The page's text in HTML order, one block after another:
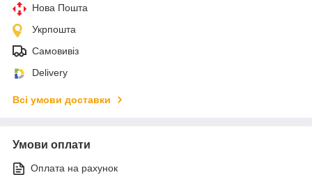
Нова Пошта
Укрпошта
Самовивіз
Delivery
Всі умови доставки
Умови оплати
Оплата на рахунок